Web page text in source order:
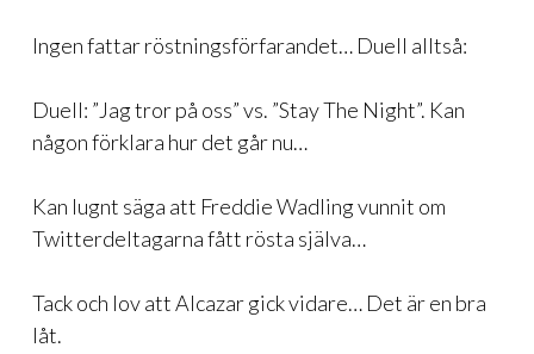
Ingen fattar röstningsförfarandet… Duell alltså:
Duell: ”Jag tror på oss” vs. ”Stay The Night”. Kan
någon förklara hur det går nu…
Kan lugnt säga att Freddie Wadling vunnit om
Twitterdeltagarna fått rösta själva…
Tack och lov att Alcazar gick vidare… Det är en bra
låt.